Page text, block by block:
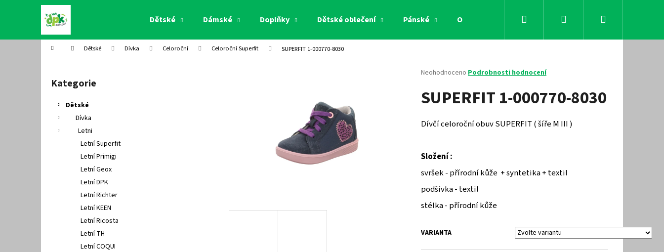
Dětské Dámské Doplňky Dětské oblečení Pánské Obchodní podmínky KontaktyPřihlášení
Domů Dětské Dívka Celoroční Celoroční Superfit SUPERFIT 1-000770-8030
Přeskočit
kategorie
Kategorie
Dětské
Dívka
Letni
Letní Superfit
Letní Primigi
Letní Geox
Letní DPK
Letní Richter
Letní KEEN
Letní Ricosta
Letní TH
Letní COQUI
Průměrné
produktu
je
z
5
Neohodnoceno Podrobnosti hodnocení
SUPERFIT 1-000770-8030
Dívčí celoroční obuv SUPERFIT ( šíře M III )
Složení :
svršek - přírodní kůže + syntetika + textil
podšívka - textil
stélka - přírodní kůže
VARIANTA
í
Zpět
do
Zpět
do
Co potřebujete najít?
Doporučujeme
PETER LEGWOOD AEQUOS DOLPHIN NERO
1 495 Kč